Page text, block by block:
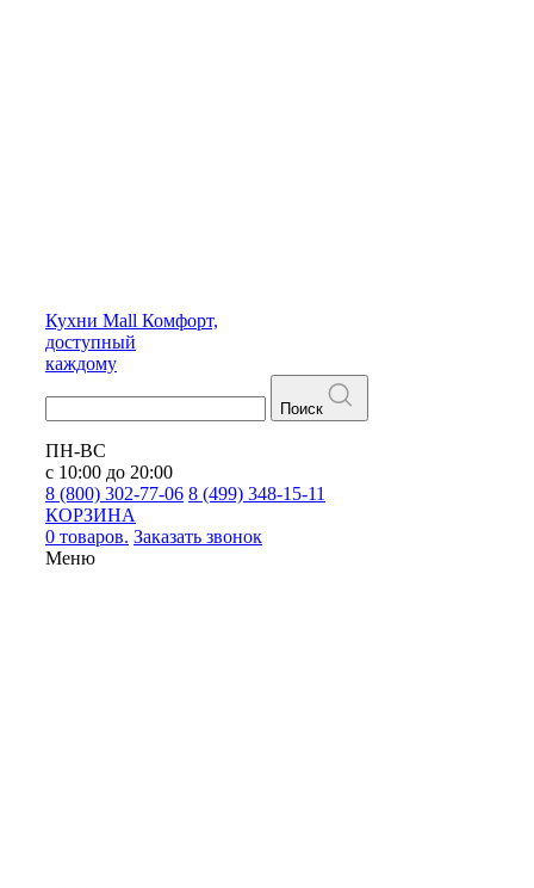
Кухни Mall Комфорт,
доступный
каждому
Поиск
ПН-ВС
с 10:00 до 20:00
8 (800) 302-77-06 8 (499) 348-15-11
КОРЗИНА
0 товаров. Заказать звонок
Меню